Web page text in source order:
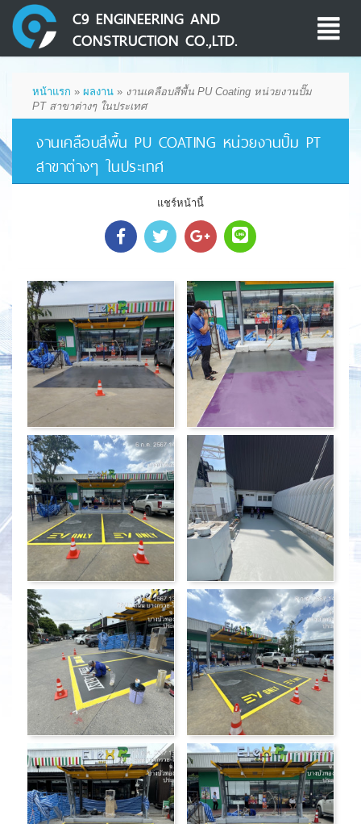
Toggle
C9 ENGINEERING AND
CONSTRUCTION CO.,LTD.
หน้าแรก » ผลงาน » งานเคลือบสีพื้น PU Coating หน่วยงานปั๊ม
PT สาขาต่างๆ ในประเทศ
งานเคลือบสีพื้น PU COATING หน่วยงานปั๊ม PT
สาขาต่างๆ ในประเทศ
แชร์หน้านี้